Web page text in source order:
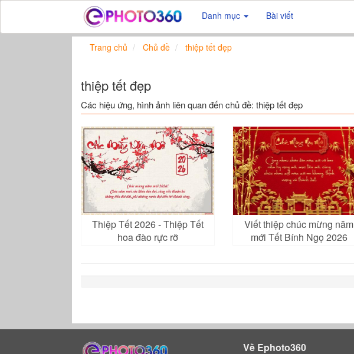
Danh mục Bài viết
Trang chủ Chủ đề thiệp tết đẹp
thiệp tết đẹp
Các hiệu ứng, hình ảnh liên quan đến chủ đề: thiệp tết đẹp
Thiệp Tết 2026 - Thiệp Tết
hoa đào rực rỡ
Viết thiệp chúc mừng năm
mới Tết Bính Ngọ 2026
Về Ephoto360